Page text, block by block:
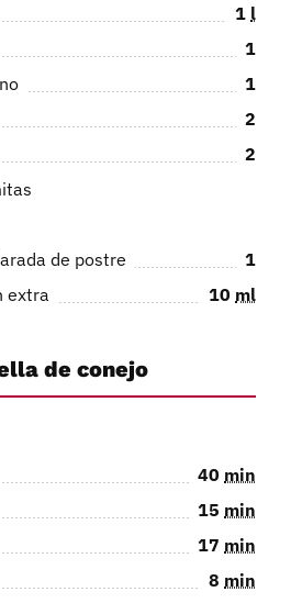
1 l
1
1
2
2
de postre
1
extra
10 ml
de conejo
40 min
15 min
17 min
8 min